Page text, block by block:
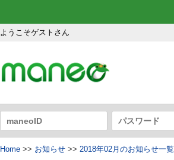
ようこそゲストさん
Home >> お知らせ >> 2018年02月のお知らせ一覧